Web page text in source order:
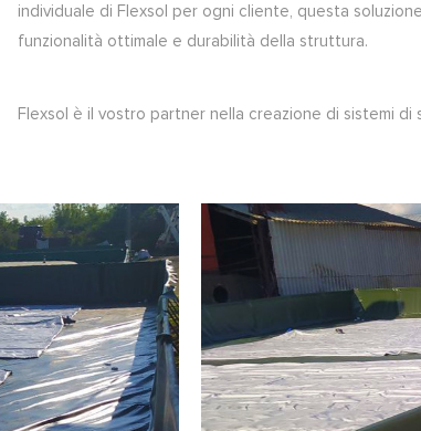
individuale di Flexsol per ogni cliente, questa
funzionalità ottimale e durabilità della struttura.
Flexsol è il vostro partner nella creazione di sistemi